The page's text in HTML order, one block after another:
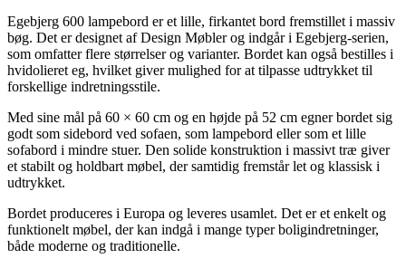
Egebjerg 600 lampebord er et lille, firkantet bord fremstillet i massiv
bøg. Det er designet af Design Møbler og indgår i Egebjerg-serien,
som omfatter flere størrelser og varianter. Bordet kan også bestilles i
hvidolieret eg, hvilket giver mulighed for at tilpasse udtrykket til
forskellige indretningsstile.
Med sine mål på 60 × 60 cm og en højde på 52 cm egner bordet sig
godt som sidebord ved sofaen, som lampebord eller som et lille
sofabord i mindre stuer. Den solide konstruktion i massivt træ giver
et stabilt og holdbart møbel, der samtidig fremstår let og klassisk i
udtrykket.
Bordet produceres i Europa og leveres usamlet. Det er et enkelt og
funktionelt møbel, der kan indgå i mange typer boligindretninger,
både moderne og traditionelle.